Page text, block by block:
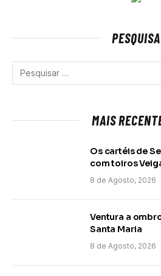
PESQUISA
MAIS
Os cartéis de
com toiros
8 de Agosto, 2026
Ventura a
Santa Maria
8 de Agosto, 2026